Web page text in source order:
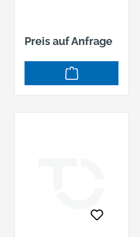
Preis auf Anfrage